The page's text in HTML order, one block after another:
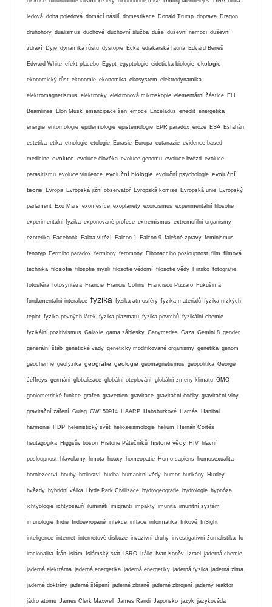
ledová doba poledová domácí násilí domestikace Donald Trump doprava Dragon
druhohory dualismus duchové duchovní služba duše duševní nemoci duševní
zdraví Dyje dynamika růstu dystopie Éčka ediakarská fauna Edvard Beneš
Edward White efekt placebo Egypt egyptologie eidetická biologie ekologie
ekonomický růst ekonomie ekonomika ekosystém elektrodynamika
elektromagnetismus elektronky elektronová mikroskopie elementární částice ELI
Beamlines Elon Musk emancipace žen emoce Enceladus eneolit energetika
energie entomologie epidemiologie epistemologie EPR paradox eroze ESA Esfahán
estetika etika etnologie etologie Eurasie Europa eutanazie evidence based
medicine evoluce evoluce člověka evoluce genomu evoluce hvězd evoluce
parasitismu evoluce virulence evoluční biologie evoluční psychologie evoluční
teorie Evropa Evropská jižní observatoř Evropská komise Evropská unie Evropský
parlament Exo Mars exoměsíce exoplanety exorcismus experimentální filosofie
experimentální fyzika exponované profese extremismus extremofilní organismy
ezoterika Facebook Fakta vítězí Falcon 1 Falcon 9 falešné zprávy feminismus
fenotyp Fermiho paradox fermiony feromony Fibonacciho posloupnost film filmová
technika filosofie filosofie mysli filosofie vědomí filosofie vědy Finsko fotografie
fotosféra fotosyntéza Francie Francis Collins Francisco Pizzaro Fukušima
fundamentální interakce fyzika fyzika atmosféry fyzika materiálů fyzika nízkých
teplot fyzika pevných látek fyzika plazmatu fyzika povrchů fyzikální chemie
fyzikální pozitivismus Galaxie gama záblesky Ganymedes Gaza Gemini 8 gender
generální štáb genetické vady geneticky modifikované organismy genetika genom
geochemie geofyzika geografie geologie geomagnetismus geopolitika George
Jeffreys germáni globalizace globální oteplování globální zmeny klimatu GMO
goniometrické funkce grafen gravettien gravitace gravitační čočky gravitační vlny
gravitační záření Gulag GW150914 HAARP Habsburkové Hamás Hanibal
harmonie HDP helenistický svět helioseismologie helium Hernán Cortés
heutagogika Higgsův boson Historie Pátečníků historie vědy HIV hlavní
posloupnost hlavolamy hmota hoaxy homeopatie Homo sapiens homosexualita
horolezectví houby hrdinství hudba humanitní vědy humor hurikány Huxley
hvězdy hybridní válka Hyde Park Civilizace hydrogeografie hydrologie hypnóza
ichtyologie ichtyosauři ilumináti imigranti impakty imunita imunitní systém
imunologie Indie Indoevropané infekce inflace informatika Inkové InSight
inteligence internet internetové diskuze invazivní druhy investigativní žurnalistika Io
iracionalita Írán islám Islámský stát ISRO Itálie Ivan Koněv Izrael jaderná chemie
jaderná elektrárna jaderná energetika jaderná energetiky jaderná fyzika jaderná zima
jaderné doktríny jaderné štěpení jaderné zbraně jaderné zbrojení jaderný reaktor
jádro atomu James Clerk Maxwell James Randi Japonsko jazyk jazykověda